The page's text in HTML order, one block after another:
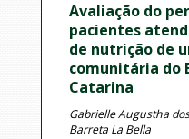
Avaliação do
pacientes
de nutrição de
comunitária do
Catarina
Gabrielle Augustha
Barreta La Bella